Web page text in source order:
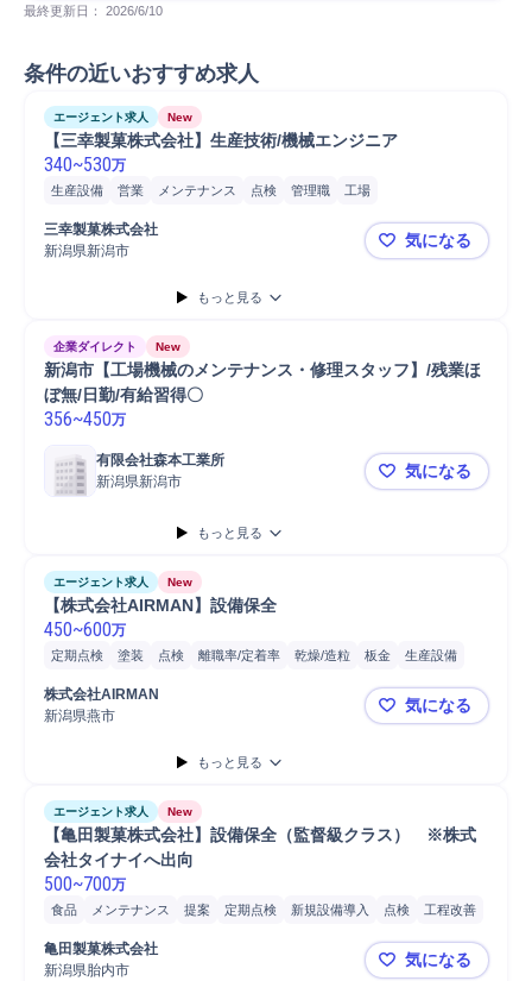
最終更新日： 2026/6/10
条件の近いおすすめ求人
エージェント求人 New
【三幸製菓株式会社】生産技術/機械エンジニア
340~530万
生産設備 営業 メンテナンス 点検 管理職
工場
設備メンテナンス
自動車/輸送機械
普通自動車
施工管理
三幸製菓株式会社
新潟県新潟市
【三幸製菓
気になる
もっと見る
企業ダイレクト New
新潟市【工場機械のメンテナンス・修理スタッフ】/残業ほ
ぼ無/日勤/有給習得〇
356~450万
有限会社森本工業所
新潟県新潟市
新潟市【工
気になる
もっと見る
エージェント求人 New
【株式会社AIRMAN】設備保全
450~600万
定期点検 塗装 点検 離職率/定着率 乾燥/造粒 板金
生産設備
販売
産業機械
株式会社AIRMAN
新潟県燕市
【株式会社
気になる
もっと見る
エージェント求人 New
【亀田製菓株式会社】設備保全（監督級クラス）　※株式
会社タイナイへ出向
500~700万
食品 メンテナンス 提案 定期点検 新規設備導入 点検
工程改善
設備保全
データ分析
施設/設備管理
設備管理
亀田製菓株式会社
新潟県胎内市
【亀田製菓
気になる